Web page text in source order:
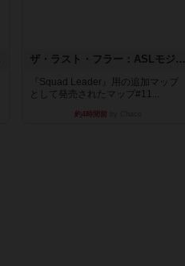
ザ・ラスト・フラー：ASLモジュール6
『Squad Leader』用の追加マップ
として発売されたマップ#11...
約4時間前